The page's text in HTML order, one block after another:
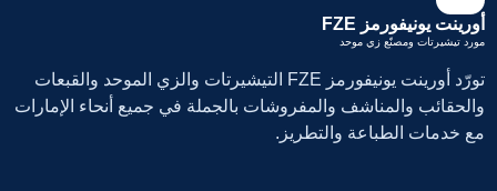
أورينت يونيفورمز FZE
مورد تيشيرتات ومصنّع زي موحد
تورّد أورينت يونيفورمز FZE التيشيرتات والزي الموحد والقبعات
والحقائب والمناشف والمفروشات بالجملة في جميع أنحاء الإمارات
مع خدمات الطباعة والتطريز.